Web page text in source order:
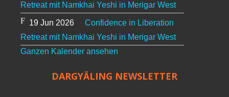
Retreat mit Namkhai Yeshi in Merigar West
19 Jun 2026
Confidence in Liberation
Retreat mit Namkhai Yeshi in Merigar West
Ganzen Kalender ansehen
DARGYÄLING NEWSLETTER